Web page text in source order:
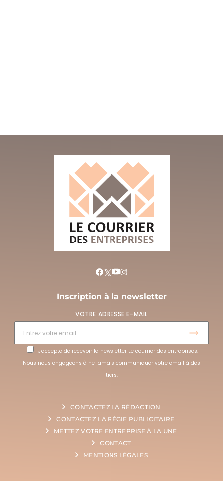
Inscription à la newsletter
VOTRE ADRESSE E-MAIL
J'accepte de recevoir la newsletter Le courrier des entreprises.
Nous nous engageons à ne jamais communiquer votre email à des
tiers.
CONTACTEZ LA RÉDACTION
CONTACTEZ LA RÉGIE PUBLICITAIRE
METTEZ VOTRE ENTREPRISE À LA UNE
CONTACT
MENTIONS LÉGALES